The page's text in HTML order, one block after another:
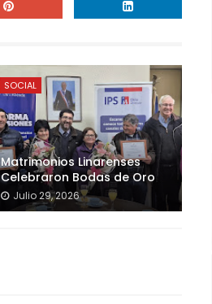
SOCIAL
Matrimonios Linarenses
Celebraron Bodas de Oro
Julio 29, 2026